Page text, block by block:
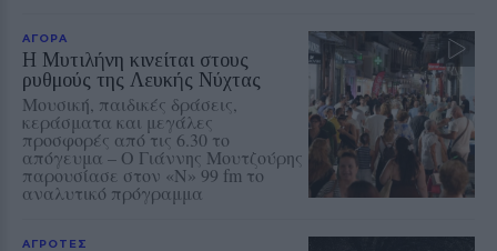
ΑΓΟΡΑ
Η Μυτιλήνη κινείται στους
ρυθμούς της Λευκής Νύχτας
Μουσική, παιδικές δράσεις,
κεράσματα και μεγάλες
προσφορές από τις 6.30 το
απόγευμα – Ο Γιάννης Μουτζούρης
παρουσίασε στον «Ν» 99 fm το
αναλυτικό πρόγραμμα
ΑΓΡΟΤΕΣ